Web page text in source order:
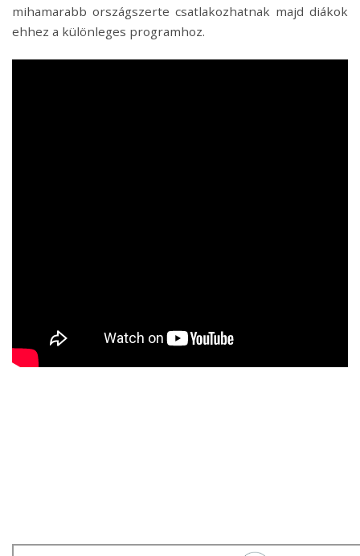
mihamarabb országszerte csatlakozhatnak majd diákok
ehhez a különleges programhoz.